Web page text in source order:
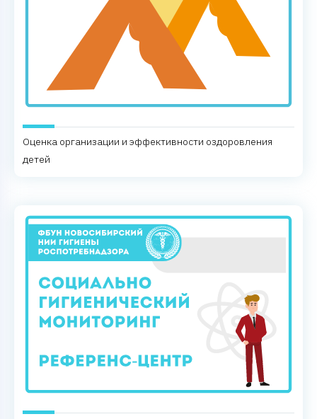
Оценка организации и эффективности оздоровления
детей